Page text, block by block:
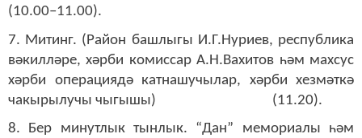
(10.00–11.00).
7. Митинг. (Район башлыгы И.Г.Нуриев, республика
вәкилләре, хәрби комиссарА.Н.Вахитов һәм махсус
хәрби операциядә катнашучылар, хәрби хезмәткә
чакырылучы чыгышы) (11.20).
8. Бер минутлык тынлык. “Дан” мемориалы һәм